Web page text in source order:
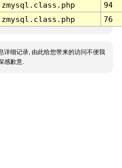
94
76
详细记录, 由此给您带来的访问不便我
感歉意.